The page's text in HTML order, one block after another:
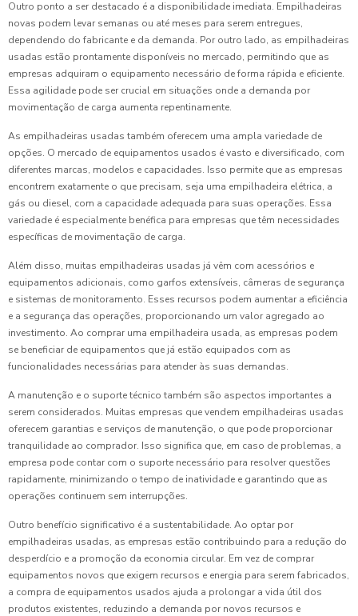
Outro ponto a ser destacado é a disponibilidade imediata. Empilhadeiras
novas podem levar semanas ou até meses para serem entregues,
dependendo do fabricante e da demanda. Por outro lado, as empilhadeiras
usadas estão prontamente disponíveis no mercado, permitindo que as
empresas adquiram o equipamento necessário de forma rápida e eficiente.
Essa agilidade pode ser crucial em situações onde a demanda por
movimentação de carga aumenta repentinamente.
As empilhadeiras usadas também oferecem uma ampla variedade de
opções. O mercado de equipamentos usados é vasto e diversificado, com
diferentes marcas, modelos e capacidades. Isso permite que as empresas
encontrem exatamente o que precisam, seja uma empilhadeira elétrica, a
gás ou diesel, com a capacidade adequada para suas operações. Essa
variedade é especialmente benéfica para empresas que têm necessidades
específicas de movimentação de carga.
Além disso, muitas empilhadeiras usadas já vêm com acessórios e
equipamentos adicionais, como garfos extensíveis, câmeras de segurança
e sistemas de monitoramento. Esses recursos podem aumentar a eficiência
e a segurança das operações, proporcionando um valor agregado ao
investimento. Ao comprar uma empilhadeira usada, as empresas podem
se beneficiar de equipamentos que já estão equipados com as
funcionalidades necessárias para atender às suas demandas.
A manutenção e o suporte técnico também são aspectos importantes a
serem considerados. Muitas empresas que vendem empilhadeiras usadas
oferecem garantias e serviços de manutenção, o que pode proporcionar
tranquilidade ao comprador. Isso significa que, em caso de problemas, a
empresa pode contar com o suporte necessário para resolver questões
rapidamente, minimizando o tempo de inatividade e garantindo que as
operações continuem sem interrupções.
Outro benefício significativo é a sustentabilidade. Ao optar por
empilhadeiras usadas, as empresas estão contribuindo para a redução do
desperdício e a promoção da economia circular. Em vez de comprar
equipamentos novos que exigem recursos e energia para serem fabricados,
a compra de equipamentos usados ajuda a prolongar a vida útil dos
produtos existentes, reduzindo a demanda por novos recursos e